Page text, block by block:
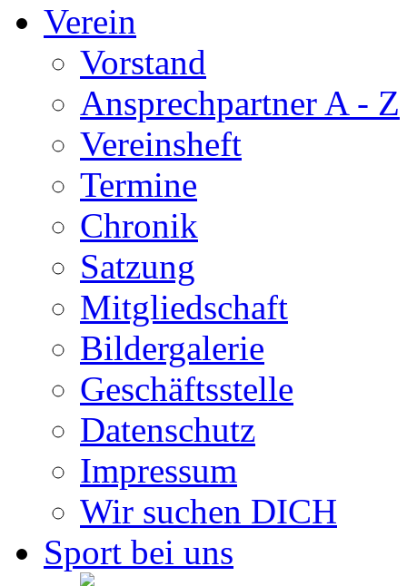
Verein
Vorstand
Ansprechpartner A - Z
Vereinsheft
Termine
Chronik
Satzung
Mitgliedschaft
Bildergalerie
Geschäftsstelle
Datenschutz
Impressum
Wir suchen DICH
Sport bei uns